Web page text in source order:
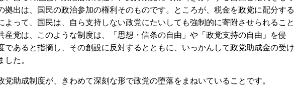
拠出は、国民の政治参加の権利そのものです。ところが、税金を政党に配分する
よって、国民は、自ら支持しない政党にたいしても強制的に寄附させられること
産党は、このような制度は、「思想・信条の自由」や「政党支持の自由」を侵
であると指摘し、その創設に反対するとともに、いっかんして政党助成金の受け
した。
助成制度が、きわめて深刻な形で政党の堕落をまねいていることです。